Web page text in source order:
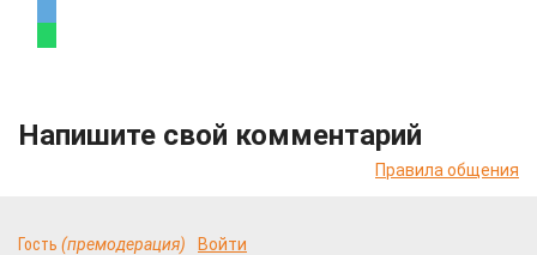
Напишите свой комментарий
Правила общения
Гость (премодерация) Войти